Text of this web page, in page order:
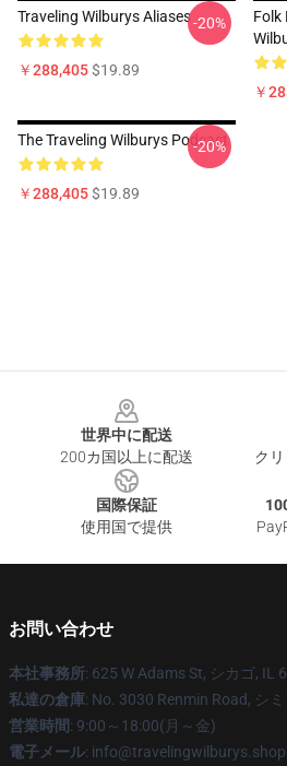
Traveling Wilburys Aliases
￥288,405$19.89
-20%
Folk
￥
The Traveling Wilburys Podcast
￥288,405$19.89
-20%
世界中に配送
200カ国以上に配送
ク
国際保証
使用国で提供
お問い合わせ
本社事務所: 625 W Adams St, シカゴ, IL
私達の倉庫: No. 3030 Renmin Road, シ
営業時間: 9:00～18:00(月～金)
電子メール: info@travelingwilburys.shop